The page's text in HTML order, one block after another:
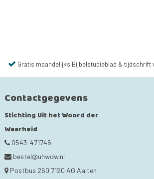
Gratis maandelijks Bijbelstudieblad & tijdschrift
Contactgegevens
Stichting Uit het Woord der
Waarheid
0543-471746
bestel@uhwdw.nl
Postbus 260 7120 AG Aalten